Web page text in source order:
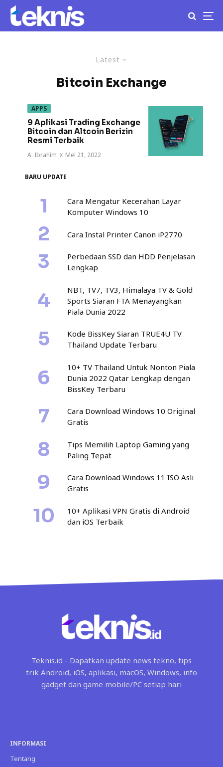
Latest
Bitcoin Exchange
APPS
9 Aplikasi Trading Exchange
Bitcoin dan Altcoin Berizin
Resmi Terbaik
A. Ibrahim · Mei 21, 2022
BARU UPDATE
Cara Mengatur Kecerahan Layar
Komputer Windows 10
Cara Instal Printer Canon iP2770
Perbedaan SSD dan HDD Penjelasan
Lengkap
NBT, TV7, TV3, Himalaya TV & Gold
Sports Siaran FTA Menayangkan
Piala Dunia 2022
Kode BissKey Siaran TRUE4U TV
Thailand Update Terbaru
10+ TV Thailand Untuk Nonton Piala
Dunia 2022 Qatar Lengkap dengan
BissKey Terbaru
Cara Download Windows 10 Original
Gratis
Tips Memilih Laptop Gaming yang
Paling Tepat
Cara Download Windows 11 ISO Asli
Gratis
10+ Aplikasi VPN Gratis di Android
dan iOS Terbaik
Teknis.id - Dapatkan update news tekno, tips
trik Android, iOS, aplikasi, macOS, Windows, info
gadget dan game mobile/PC setiap hari
INFORMASI
Tentang